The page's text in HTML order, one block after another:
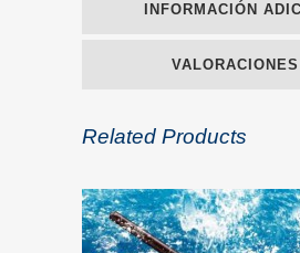
INFORMACIÓN
Related Products